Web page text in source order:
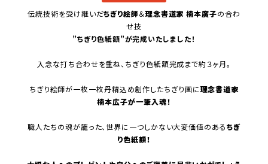
伝統技術を受け継いだちぎり絵師＆理念書道家 楠本廣子の合わ
せ技
”ちぎり色紙額”が完成いたしました！
入念な打ち合わせを重ね、ちぎり色紙額完成まで約３ヶ月。
ちぎり絵師が一枚一枚丹精込め創作したちぎり画に理念書道家
楠本広子が一筆入魂！
職人たちの魂が籠った、世界に一つしかない大変価値のあるちぎ
り色紙額！